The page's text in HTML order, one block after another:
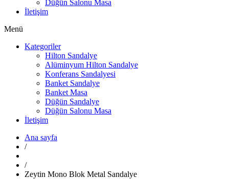
Düğün Salonu Masa
İletişim
Menü
Kategoriler
Hilton Sandalye
Alüminyum Hilton Sandalye
Konferans Sandalyesi
Banket Sandalye
Banket Masa
Düğün Sandalye
Düğün Salonu Masa
İletişim
Ana sayfa
/
/
Zeytin Mono Blok Metal Sandalye